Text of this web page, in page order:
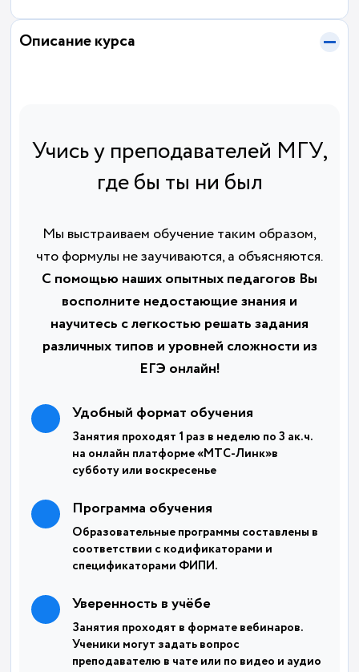
Описание курса
Учись у преподавателей МГУ,
где бы ты ни был
Мы выстраиваем обучение таким образом,
что формулы не заучиваются, а объясняются.
С помощью наших опытных педагогов Вы
восполните недостающие знания и
научитесь с легкостью решать задания
различных типов и уровней сложности из
ЕГЭ онлайн!
Удобный формат обучения
Занятия проходят 1 раз в неделю по 3 ак.ч.
на онлайн платформе «МТС-Линк»в
субботу или воскресенье
Программа обучения
Образовательные программы составлены в
соответствии с кодификаторами и
спецификаторами ФИПИ.
Уверенность в учёбе
Занятия проходят в формате вебинаров.
Ученики могут задать вопрос
преподавателю в чате или по видео и аудио